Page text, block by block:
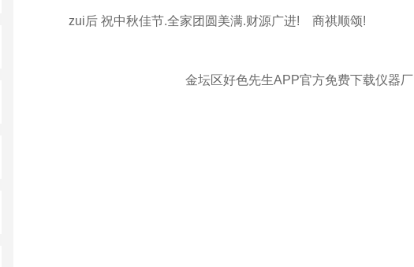
zui后 祝中秋佳节.全家团圆美满.财源广进! 商祺顺颂!
金坛区好色先生APP官方免费下载仪器厂